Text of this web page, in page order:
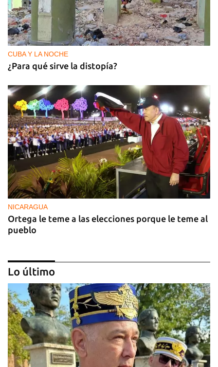
CUBA Y LA NOCHE
¿Para qué sirve la distopía?
NICARAGUA
Ortega le teme a las elecciones porque le teme al
pueblo
Lo último